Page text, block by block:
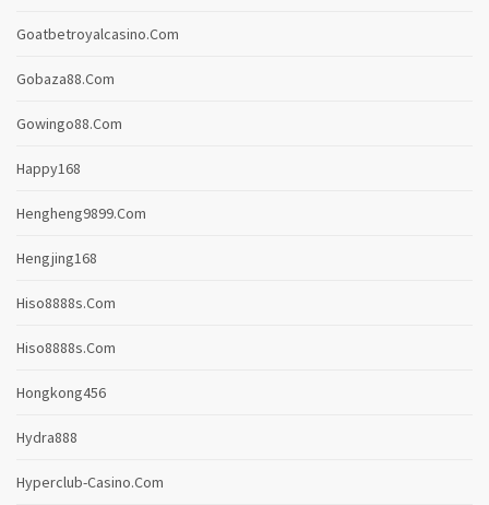
Goatbetroyalcasino.com
Gobaza88.com
Gowingo88.com
Happy168
Hengheng9899.com
Hengjing168
Hiso8888s.com
Hiso8888s.com
Hongkong456
Hydra888
Hyperclub-Casino.com